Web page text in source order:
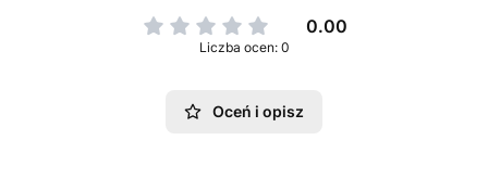
0.00
Liczba ocen: 0
Oceń i opisz